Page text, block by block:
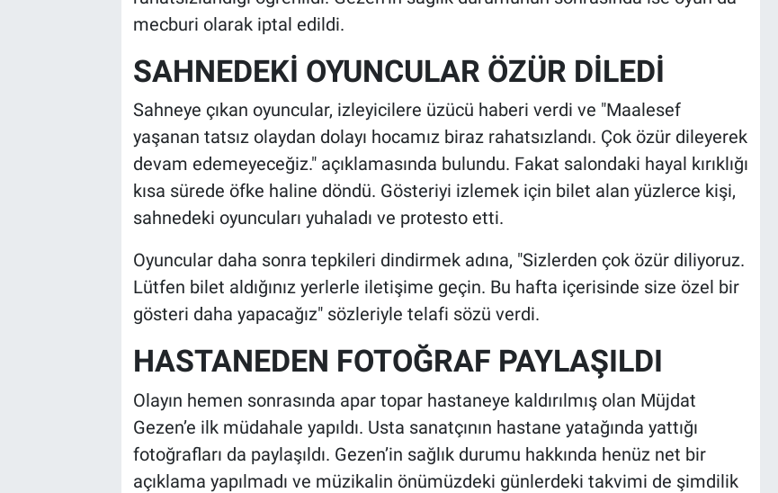
mecburi olarak iptal edildi.
SAHNEDEKİ OYUNCULAR ÖZÜR DİLEDİ
Sahneye çıkan oyuncular, izleyicilere üzücü haberi verdi ve "Maalesef
yaşanan tatsız olaydan dolayı hocamız biraz rahatsızlandı. Çok özür dileyerek
devam edemeyeceğiz." açıklamasında bulundu. Fakat salondaki hayal kırıklığı
kısa sürede öfke haline döndü. Gösteriyi izlemek için bilet alan yüzlerce kişi,
sahnedeki oyuncuları yuhaladı ve protesto etti.
Oyuncular daha sonra tepkileri dindirmek adına, "Sizlerden çok özür diliyoruz.
Lütfen bilet aldığınız yerlerle iletişime geçin. Bu hafta içerisinde size özel bir
gösteri daha yapacağız" sözleriyle telafi sözü verdi.
HASTANEDEN FOTOĞRAF PAYLAŞILDI
Olayın hemen sonrasında apar topar hastaneye kaldırılmış olan Müjdat
Gezen’e ilk müdahale yapıldı. Usta sanatçının hastane yatağında yattığı
fotoğrafları da paylaşıldı. Gezen’in sağlık durumu hakkında henüz net bir
açıklama yapılmadı ve müzikalin önümüzdeki günlerdeki takvimi de şimdilik